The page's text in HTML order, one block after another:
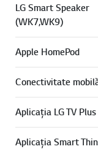
LG Smart Speaker
(WK7,WK9)
Apple HomePod
Conectivitate
Aplicația LG TV Plus
Aplicația Smart